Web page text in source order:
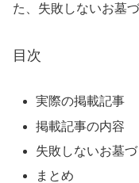
た、失敗しないお墓
目次
実際の掲載記事
掲載記事の内容
失敗しないお墓
まとめ